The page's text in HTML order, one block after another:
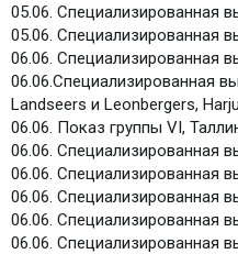
05.06. Специализированная
05.06. Специализированная
06.06. Специализированная
06.06.Специализированная
Landseers и Leonbergers, Harju
06.06. Показ группы VI,
06.06. Специализированная
06.06. Специализированная
06.06. Специализированная
06.06. Специализированная
06.06. Специализированная